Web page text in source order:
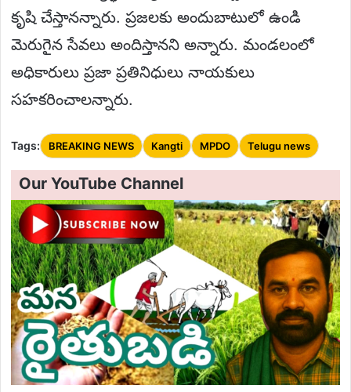
కృషి చేస్తానన్నారు. ప్రజలకు అందుబాటులో ఉండి
మెరుగైన సేవలు అందిస్తానని అన్నారు. మండలంలో
అధికారులు ప్రజా ప్రతినిధులు నాయకులు
సహకరించాలన్నారు.
Tags: BREAKING NEWS Kangti MPDO Telugu news
Our YouTube Channel